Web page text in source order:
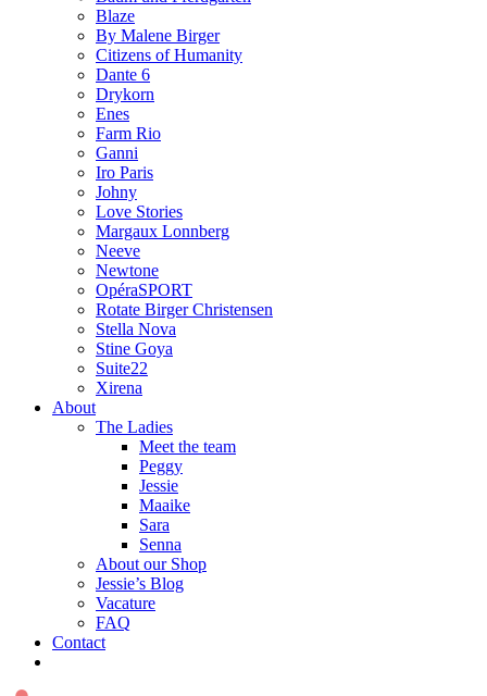
Blaze
By Malene Birger
Citizens of Humanity
Dante 6
Drykorn
Enes
Farm Rio
Ganni
Iro Paris
Johny
Love Stories
Margaux Lonnberg
Neeve
Newtone
OpéraSPORT
Rotate Birger Christensen
Stella Nova
Stine Goya
Suite22
Xirena
About
The Ladies
Meet the team
Peggy
Jessie
Maaike
Sara
Senna
About our Shop
Jessie’s Blog
Vacature
FAQ
Contact